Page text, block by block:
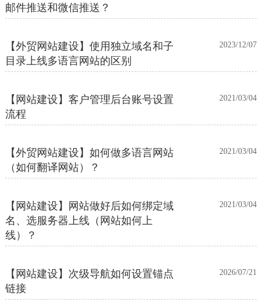
邮件推送和微信推送？
【外贸网站建设】使用独立域名和子
目录上线多语言网站的区别
2023/12/07
【网站建设】客户管理后台账号设置
流程
2021/03/04
【外贸网站建设】如何做多语言网站
（如何翻译网站）？
2021/03/04
【网站建设】网站做好后如何绑定域
名、选服务器上线（网站如何上
线）？
2021/03/04
【网站建设】次级导航如何设置锚点
链接
2026/07/21